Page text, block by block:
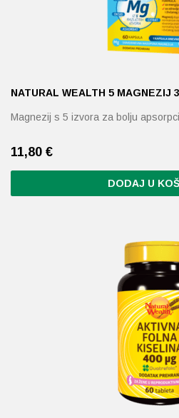
NATURAL WEALTH 5 MAGNEZIJ
Magnezij s 5 izvora za bolju
11,80 €
DODAJ U